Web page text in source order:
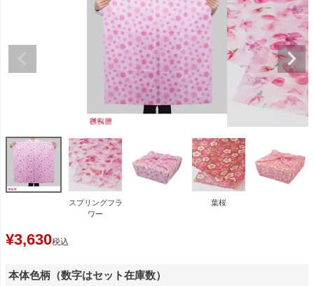
スプリングフラ
ワー
葉桜
¥3,630税込
本体色柄（数字はセット在庫数）